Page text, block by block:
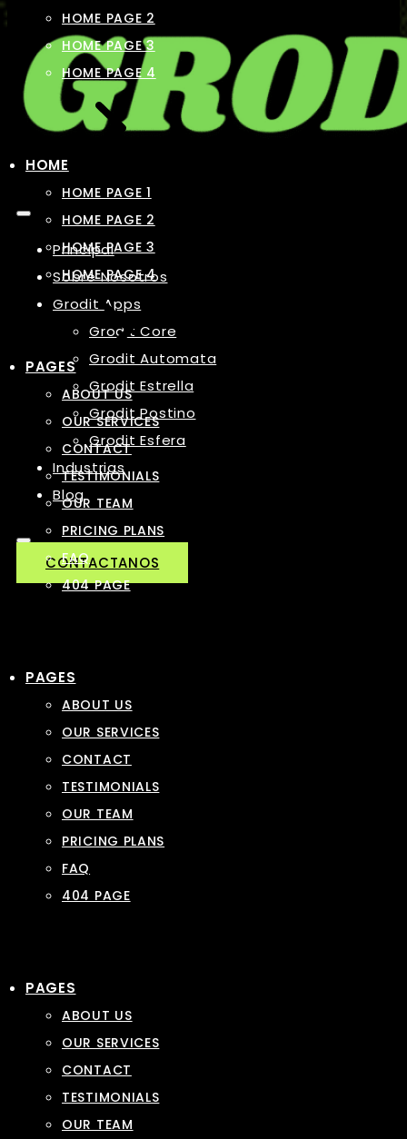
Principal
Sobre Nosotros
Grodit Apps
Grodit Core
Grodit Automata
Grodit Estrella
Grodit Postino
Grodit Esfera
Industrias
Blog
CONTACTANOS
HOME PAGE 2
HOME PAGE 3
HOME PAGE 4
HOME
HOME PAGE 1
HOME PAGE 2
HOME PAGE 3
HOME PAGE 4
PAGES
ABOUT US
OUR SERVICES
CONTACT
TESTIMONIALS
OUR TEAM
PRICING PLANS
FAQ
404 PAGE
PAGES
ABOUT US
OUR SERVICES
CONTACT
TESTIMONIALS
OUR TEAM
PRICING PLANS
FAQ
404 PAGE
PAGES
ABOUT US
OUR SERVICES
CONTACT
TESTIMONIALS
OUR TEAM